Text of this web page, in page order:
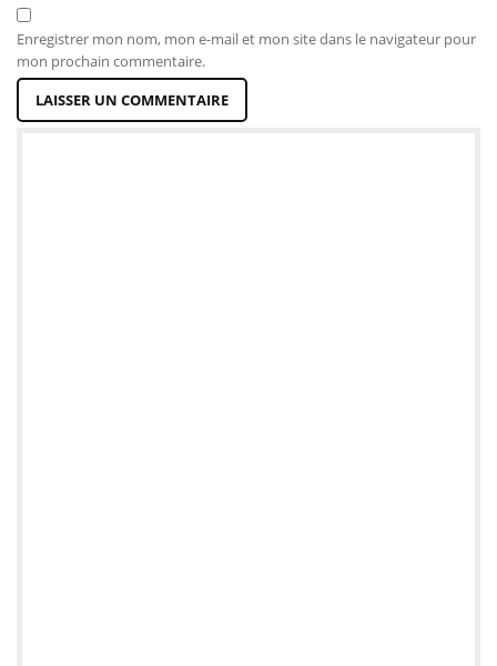
Enregistrer mon nom, mon e-mail et mon site dans le navigateur pour
mon prochain commentaire.